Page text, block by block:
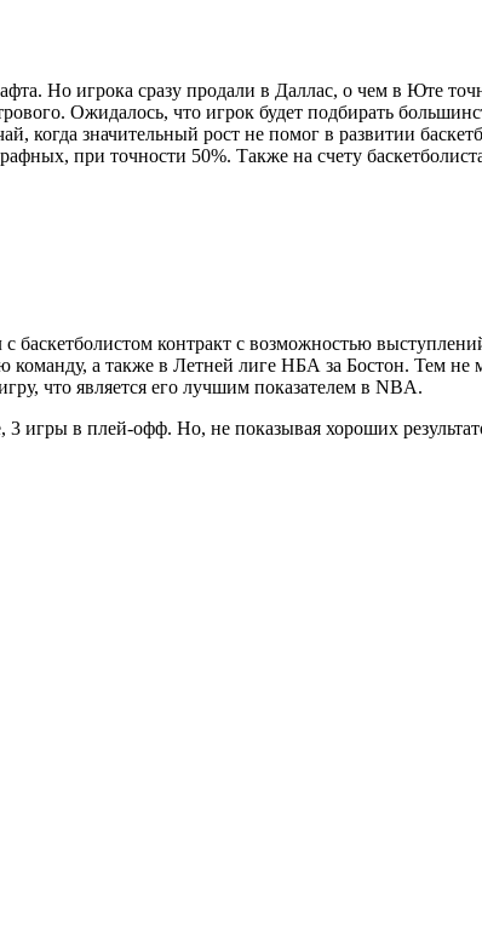
Но игрока сразу продали в Даллас, о чем в Юте
Ожидалось, что игрок будет подбирать
когда значительный рост не помог в развитии
при точности 50%. Также на счету
контракт с возможностью
а также в Летней лиге НБА за Бостон. Тем не
что является его лучшим показателем в NBA.
игры в плей-офф. Но, не показывая хороших